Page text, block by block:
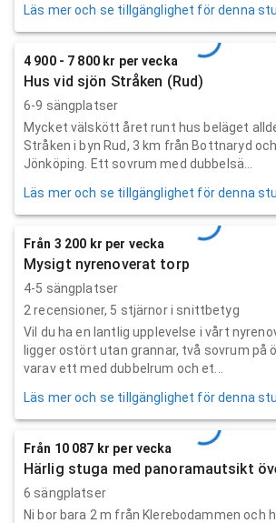
Läs mer och se tillgänglighet för denna
4 900 - 7 800 kr per vecka
Hus vid sjön Stråken (Rud)
6-9 sängplatser
Mycket välskött året runt hus beläget
Stråken i byn Rud, 3 km från Bottnaryd
Jönköping. Ett sovrum med dubbelsä...
Läs mer och se tillgänglighet för denna
Från 3 200 kr per vecka
Mysigt nyrenoverat torp
4-5 sängplatser
2 recensioner, 5 stjärnor i snittbetyg
Vil du ha en lantlig upplevelse i vårt
ligger ostört utan grannar, två sovrum på
varav ett med dubbelrum och et...
Läs mer och se tillgänglighet för denna
Från 10 087 kr per vecka
Härlig stuga med panoramautsikt
6 sängplatser
Ni bor bara 2 m från Klerebodammen och